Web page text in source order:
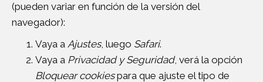
(pueden variar en función de la versión del
navegador):
Vaya a Ajustes, luego Safari.
Vaya a Privacidad y Seguridad, verá la opción
Bloquear cookiespara que ajuste el tipo de